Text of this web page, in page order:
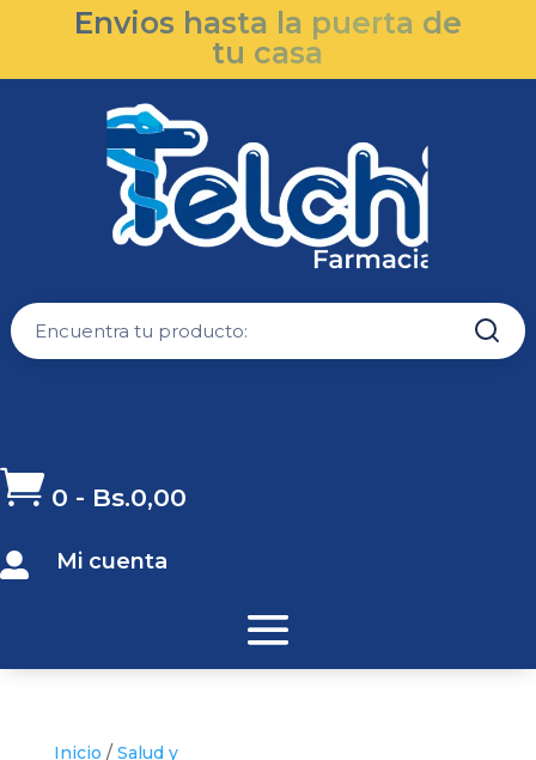
Envios hasta la puerta de
tu casa
 0 - Bs.0,00
 Mi cuenta
Inicio / Salud y